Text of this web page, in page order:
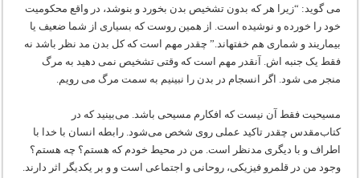
می گوید: “زیرا هر که بدون تشخیص بدن بخورد و بنوشد، در واقع محکومیت
خود را خورده و نوشیده است. از همین روست که بسیاری از شما ضعیف یا
بیماریند و شماری هم خفته‏اند.” چقدر مهم است که کل بدن مد نظر باشد نه
فقط یک جنبه اش. آنقدر مهم است که وقتی تشخیص نمی دهید به مرگ
منجر می شود. اگر انسجام در بدن را نبینیم به سمت مرگ می رویم.
مسیحیت فقط آن نیست که افکارم مسیحی باشد. می‌بینید که در
کتاب‌مقدس چقدر تاکید عملی روی شخص می‌شود. رابطه انسان با خدا با
اطراف و با دیگری مدنظر است. من در محیط خودم که هستم؟ چه هستم؟
وجود من در قلمرو فیزیکی، روحانی و اجتماعی است و و بر یکدیگر اثر دارند.